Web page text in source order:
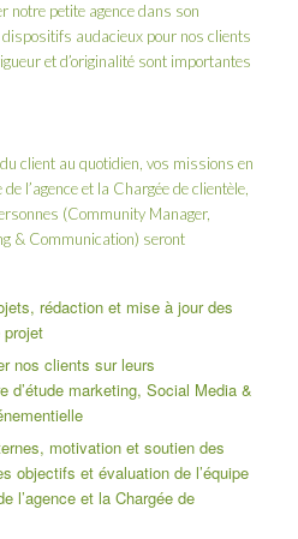
notre petite agence dans son
audacieux pour nos clients
et d’originalité sont importantes
client au quotidien, vos missions en
l’agence et la Chargée de clientèle,
(Community Manager,
& Communication) seront
rédaction et mise à jour des
nos clients sur leurs
d’étude marketing, Social Media &
motivation et soutien des
objectifs et évaluation de l’équipe
l’agence et la Chargée de